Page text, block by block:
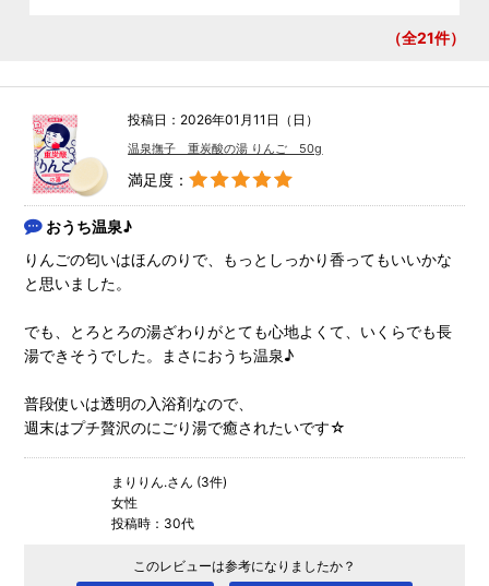
（全21件）
投稿日：2026年01月11日（日）
温泉撫子 重炭酸の湯 りんご 50g
満足度：
おうち温泉♪
りんごの匂いはほんのりで、もっとしっかり香ってもいいかな
と思いました。
でも、とろとろの湯ざわりがとても心地よくて、いくらでも長
湯できそうでした。まさにおうち温泉♪
普段使いは透明の入浴剤なので、
週末はプチ贅沢のにごり湯で癒されたいです☆
まりりん.さん (3件)
女性
投稿時：30代
このレビューは参考になりましたか？